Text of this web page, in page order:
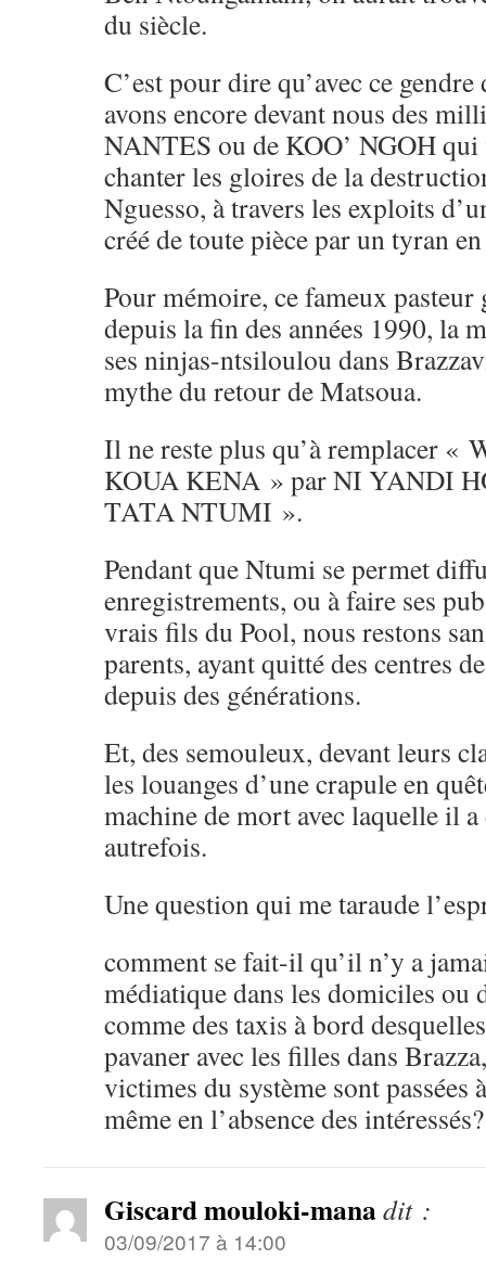
du siècle.
C’est pour dire qu’avec ce
avons encore devant nous des
NANTES ou de KOO’ NGOH
chanter les gloires de la
Nguesso, à travers les exploits
créé de toute pièce par un tyran
Pour mémoire, ce fameux
depuis la fin des années 1990, la
ses ninjas-ntsiloulou dans
mythe du retour de Matsoua.
Il ne reste plus qu’à remplacer
KOUA KENA » par NI YANDI
TATA NTUMI ».
Pendant que Ntumi se permet
enregistrements, ou à faire ses
vrais fils du Pool, nous restons
parents, ayant quitté des centres
depuis des générations.
Et, des semouleux, devant leurs
les louanges d’une crapule en
machine de mort avec laquelle il
autrefois.
Une question qui me taraude
comment se fait-il qu’il n’y a
médiatique dans les domiciles ou
comme des taxis à bord
pavaner avec les filles dans
victimes du système sont passées
même en l’absence des intéressés?
Giscard mouloki-manadit :
03/09/2017 à 14:00